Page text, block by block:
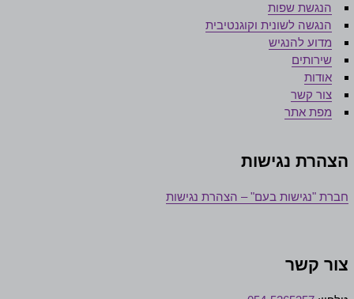
הנגשת שפות
הנגשה לשונית וקוגנטיבית
מדוע להנגיש
שירותים
אודות
צור קשר
מפת אתר
נגישות
"נגישות בעם" – הצהרת נגישות
קשר